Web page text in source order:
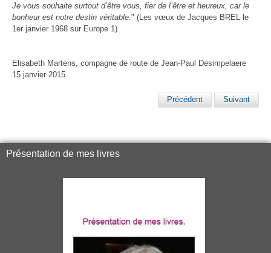
Je vous souhaite surtout d’être vous, fier de l’être et heureux, car le
bonheur est notre destin véritable. " (Les vœux de Jacques BREL le
1er janvier 1968 sur Europe 1)
Elisabeth Martens, compagne de route de Jean-Paul Desimpelaere
15 janvier 2015
Précédent Suivant
Présentation de mes livres